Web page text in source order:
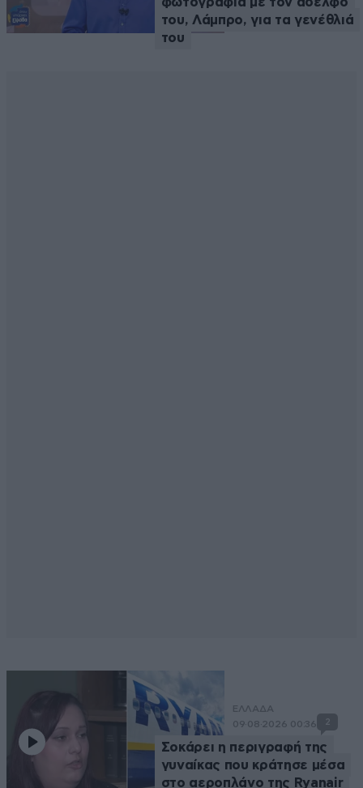
του, Λάμπρο, για τα γενέθλιά
του
ΕΛΛΑΔΑ
09·08·2026 00:36
2
Σοκάρει η περιγραφή της
γυναίκας που κράτησε μέσα
στο αεροπλάνο της Ryanair